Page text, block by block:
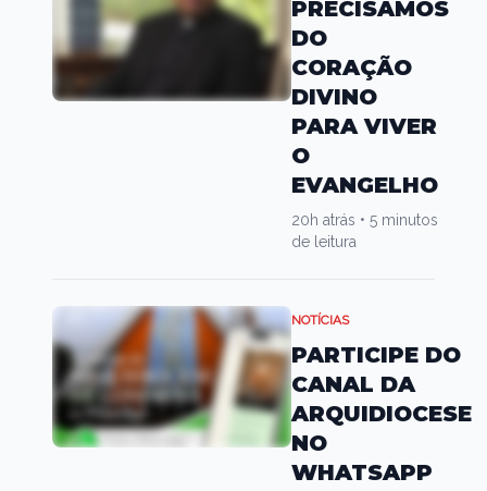
PRECISAMOS
DO
CORAÇÃO
DIVINO
PARA VIVER
O
EVANGELHO
20h atrás • 5 minutos
de leitura
NOTÍCIAS
PARTICIPE DO
CANAL DA
ARQUIDIOCESE
NO
WHATSAPP